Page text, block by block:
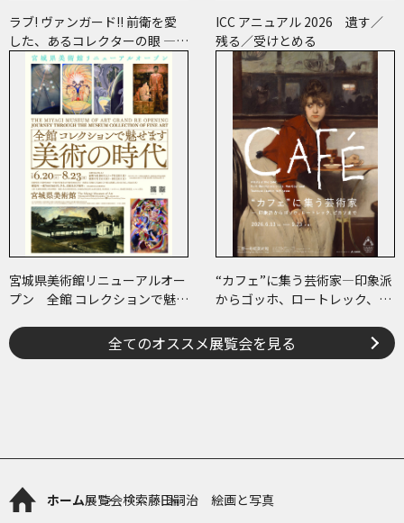
ラブ! ヴァンガード!! 前衛を愛
した、あるコレクターの眼 ―草
間彌生、ヘイター and more
ICC アニュアル 2026 遺す／
残る／受けとめる
宮城県美術館リニューアルオー
プン 全館 コレクションで魅せ
“カフェ”に集う芸術家―印象派
からゴッホ、ロートレック、ピ
全てのオススメ展覧会を見る
ホーム展覧会検索藤田嗣治 絵画と写真